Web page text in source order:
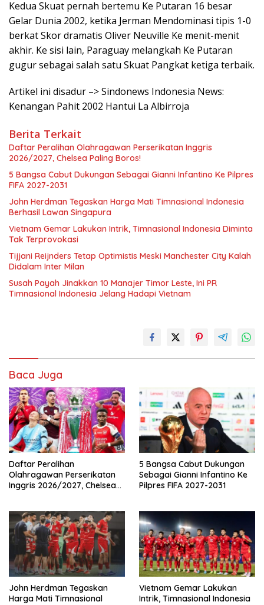
Kedua Skuat pernah bertemu Ke Putaran 16 besar
Gelar Dunia 2002, ketika Jerman Mendominasi tipis 1-0
berkat Skor dramatis Oliver Neuville Ke menit-menit
akhir. Ke sisi lain, Paraguay melangkah Ke Putaran
gugur sebagai salah satu Skuat Pangkat ketiga terbaik.
Artikel ini disadur –> Sindonews Indonesia News:
Kenangan Pahit 2002 Hantui La Albirroja
Berita Terkait
Daftar Peralihan Olahragawan Perserikatan Inggris
2026/2027, Chelsea Paling Boros!
5 Bangsa Cabut Dukungan Sebagai Gianni Infantino Ke Pilpres
FIFA 2027-2031
John Herdman Tegaskan Harga Mati Timnasional Indonesia
Berhasil Lawan Singapura
Vietnam Gemar Lakukan Intrik, Timnasional Indonesia Diminta
Tak Terprovokasi
Tijjani Reijnders Tetap Optimistis Meski Manchester City Kalah
Didalam Inter Milan
Susah Payah Jinakkan 10 Manajer Timor Leste, Ini PR
Timnasional Indonesia Jelang Hadapi Vietnam
Baca Juga
Daftar Peralihan
Olahragawan Perserikatan
Inggris 2026/2027, Chelsea
5 Bangsa Cabut Dukungan
Sebagai Gianni Infantino Ke
Pilpres FIFA 2027-2031
John Herdman Tegaskan
Harga Mati Timnasional
Vietnam Gemar Lakukan
Intrik, Timnasional Indonesia